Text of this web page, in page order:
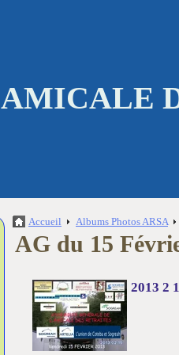
AMICALE
Accueil Albums Photos ARSA
AG du 15
2013 2